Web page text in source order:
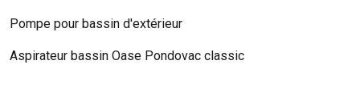
Pompe pour bassin d'extérieur
Aspirateur bassin Oase Pondovac classic